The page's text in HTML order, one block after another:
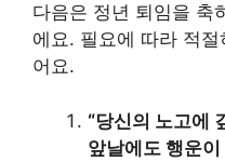
다음은 정년 퇴임을 축
에요. 필요에 따라 적
어요.
“당신의 노고에
앞날에도 행운